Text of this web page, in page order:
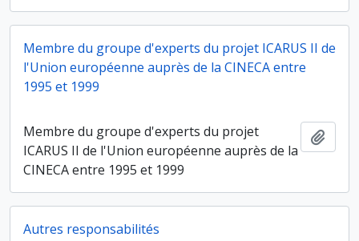
Membre du groupe d'experts du projet ICARUS II de
l'Union européenne auprès de la CINECA entre
1995 et 1999
Membre du groupe d'experts du projet
ICARUS II de l'Union européenne auprès de la
CINECA entre 1995 et 1999
Autres responsabilités